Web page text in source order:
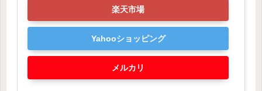
楽天市場
Yahooショッピング
メルカリ